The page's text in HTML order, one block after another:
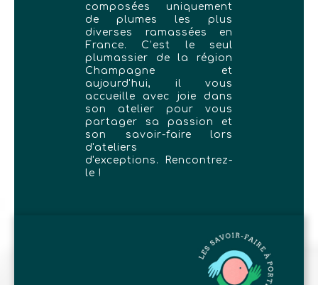
composées uniquement
de plumes les plus
diverses ramassées en
France. C’est le seul
plumassier de la région
Champagne et
aujourd'hui, il vous
accueille avec joie dans
son atelier pour vous
partager sa passion et
son savoir-faire lors
d'ateliers
d'exceptions. Rencontrez-
le !